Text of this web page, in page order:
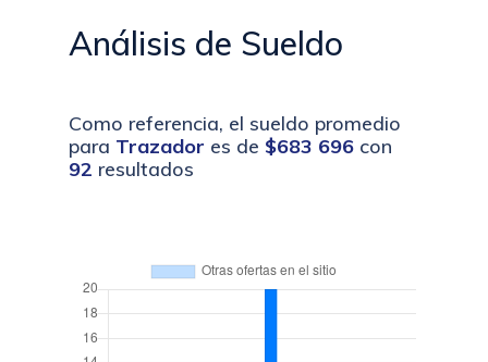
Análisis de Sueldo
Como referencia, el sueldo promedio
para Trazador es de $683 696 con
92 resultados